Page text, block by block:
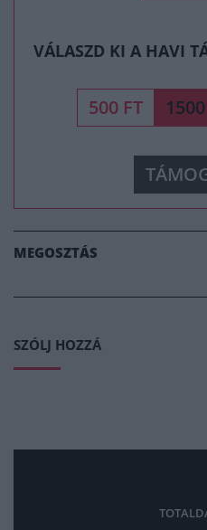
VÁLASZD KI A HAVI
500 FT
MEGOSZTÁS
SZÓLJ HOZZÁ